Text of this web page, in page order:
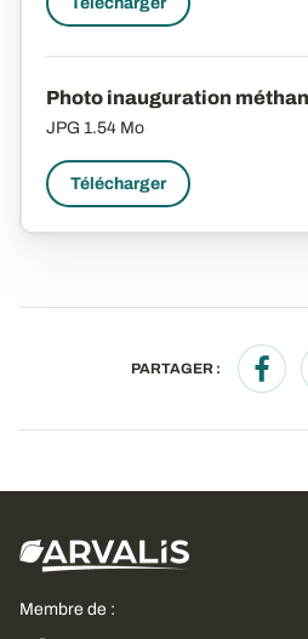
Photo inauguration
JPG 1.54 Mo
Télécharger
PARTAGER :
Membre de :